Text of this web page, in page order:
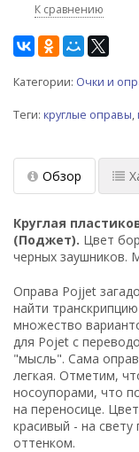
К сравнению
Категории: Очки и
Теги: круглые оправы,
Обзор
Круглая
(Поджет). Цвет
черных заушников.
Оправа Pojjet
найти
множество
для Pojet с
"мысль". Сама
легкая. Отметим,
носоупорами, что
на переносице.
красивый - на
оттенком.